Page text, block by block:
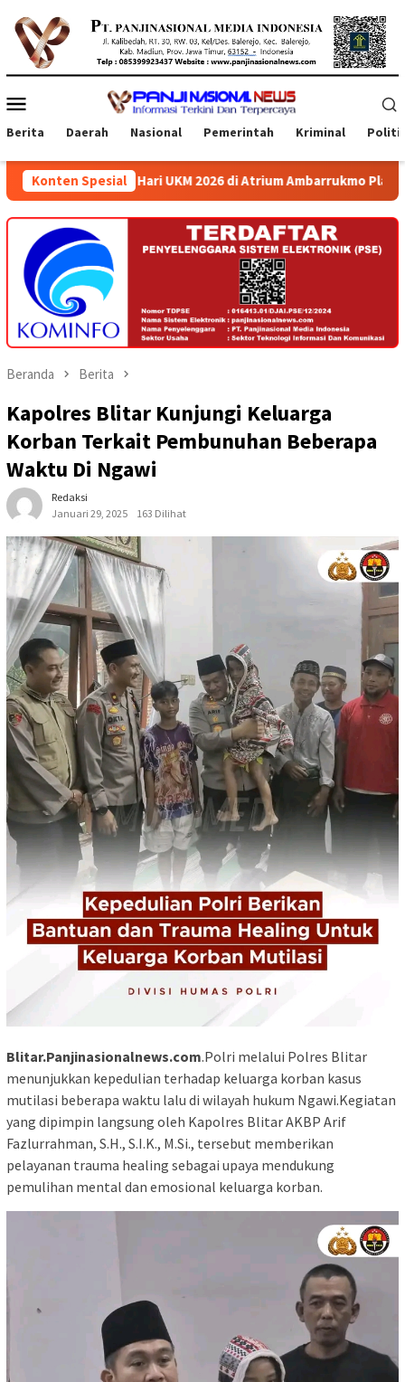
konten
Mobile
Berita Daerah Nasional Pemerintah Kriminal
Konten Spesial
UKM 2026 di Atrium Ambarrukmo Plaza Menko
Beranda Berita
Kapolres Blitar Kunjungi Keluarga
Korban Terkait Pembunuhan Beberapa
Waktu Di Ngawi
Redaksi
Januari 29, 2025
163 Dilihat
Blitar.Panjinasionalnews.com.Polri melalui Polres Blitar
menunjukkan kepedulian terhadap keluarga korban kasus
mutilasi beberapa waktu lalu di wilayah hukum Ngawi.Kegiatan
yang dipimpin langsung oleh Kapolres Blitar AKBP Arif
Fazlurrahman, S.H., S.I.K., M.Si., tersebut memberikan
pelayanan trauma healing sebagai upaya mendukung
pemulihan mental dan emosional keluarga korban.